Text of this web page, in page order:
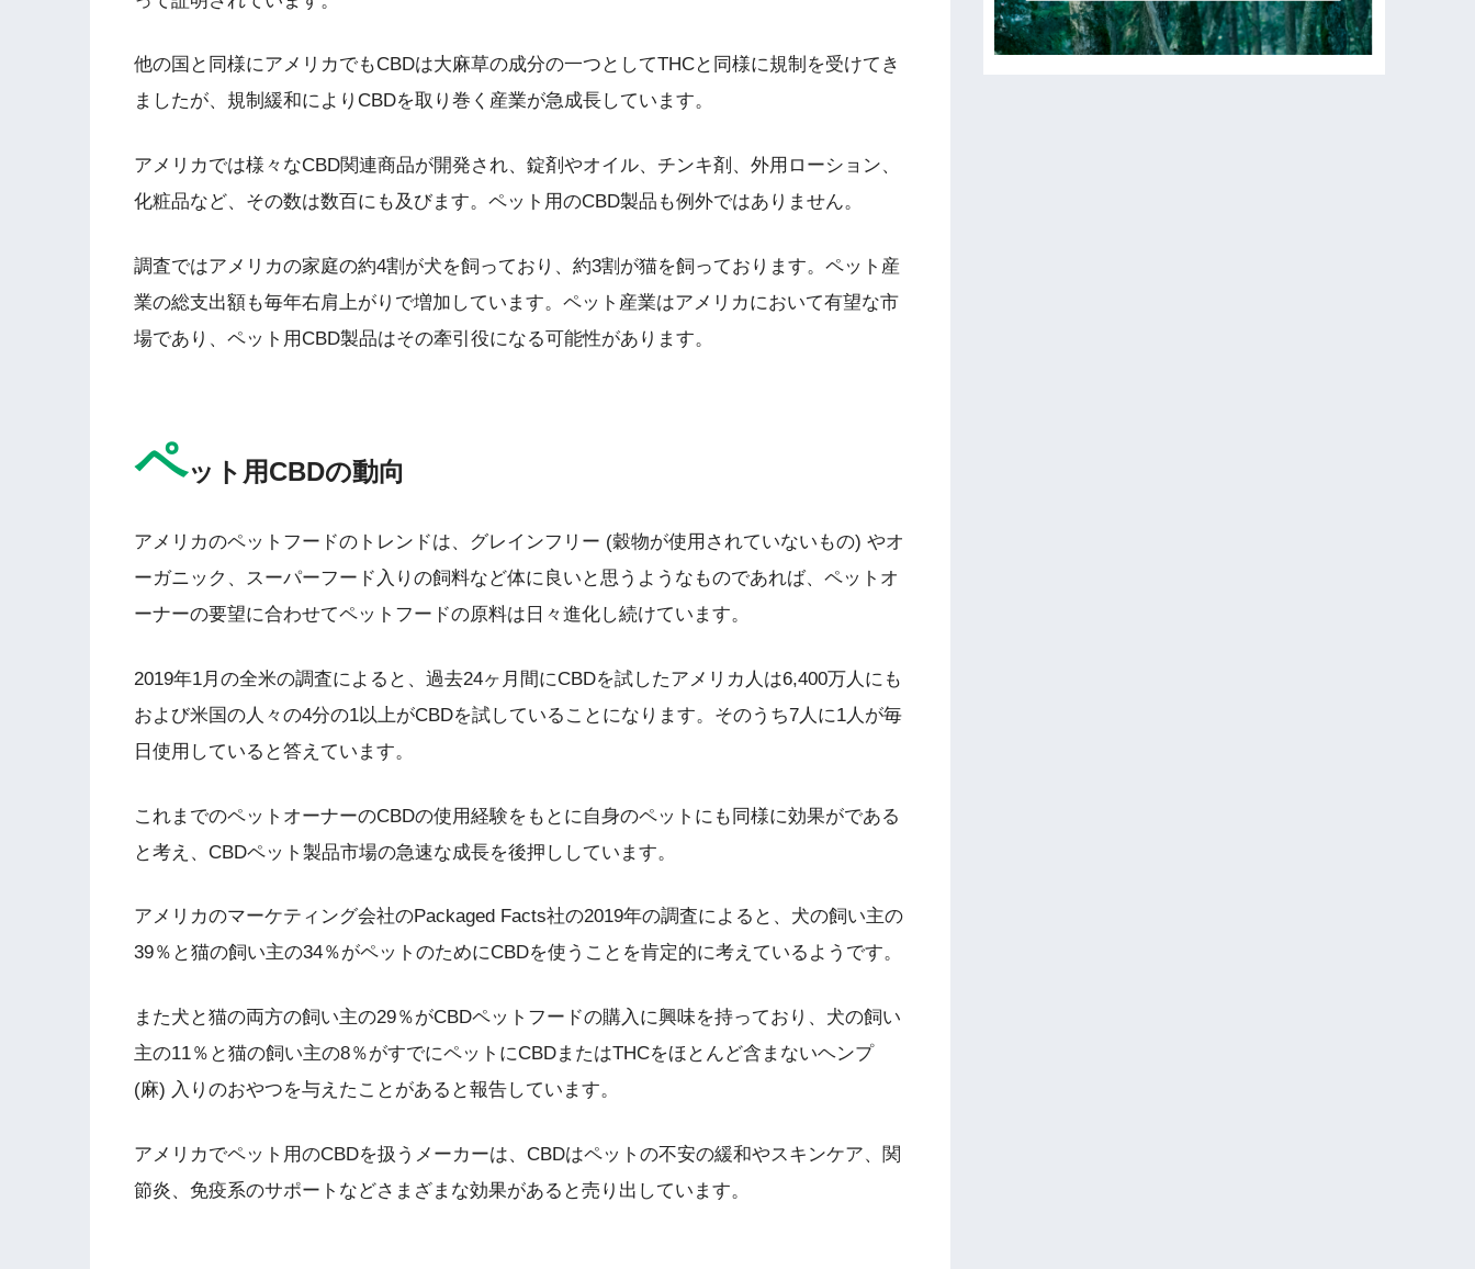
他の国と同様にアメリカでもCBDは大麻草の成分の一つとしてTHCと同様に規制を受けてき
ましたが、規制緩和によりCBDを取り巻く産業が急成長しています。
アメリカでは様々なCBD関連商品が開発され、錠剤やオイル、チンキ剤、外用ローション、
化粧品など、その数は数百にも及びます。ペット用のCBD製品も例外ではありません。
調査ではアメリカの家庭の約4割が犬を飼っており、約3割が猫を飼っております。ペット産
業の総支出額も毎年右肩上がりで増加しています。ペット産業はアメリカにおいて有望な市
場であり、ペット用CBD製品はその牽引役になる可能性があります。
ペット用CBDの動向
アメリカのペットフードのトレンドは、グレインフリー (穀物が使用されていないもの) やオ
ーガニック、スーパーフード入りの飼料など体に良いと思うようなものであれば、ペットオ
ーナーの要望に合わせてペットフードの原料は日々進化し続けています。
2019年1月の全米の調査によると、過去24ヶ月間にCBDを試したアメリカ人は6,400万人にも
および米国の人々の4分の1以上がCBDを試していることになります。そのうち7人に1人が毎
日使用していると答えています。
これまでのペットオーナーのCBDの使用経験をもとに自身のペットにも同様に効果がである
と考え、CBDペット製品市場の急速な成長を後押ししています。
アメリカのマーケティング会社のPackaged Facts社の2019年の調査によると、犬の飼い主の
39％と猫の飼い主の34％がペットのためにCBDを使うことを肯定的に考えているようです。
また犬と猫の両方の飼い主の29％がCBDペットフードの購入に興味を持っており、犬の飼い
主の11％と猫の飼い主の8％がすでにペットにCBDまたはTHCをほとんど含まないヘンプ
(麻) 入りのおやつを与えたことがあると報告しています。
アメリカでペット用のCBDを扱うメーカーは、CBDはペットの不安の緩和やスキンケア、関
節炎、免疫系のサポートなどさまざまな効果があると売り出しています。